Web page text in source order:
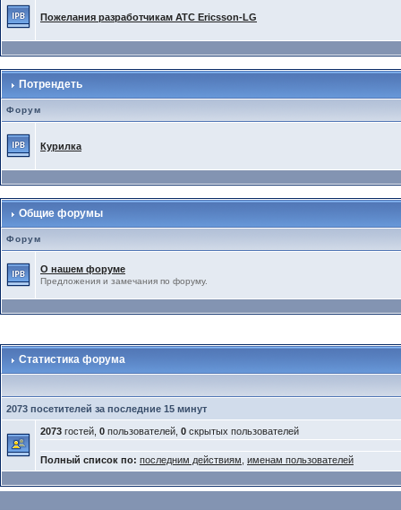
Пожелания разработчикам АТС Ericsson-LG
Потрендеть
Форум
Курилка
Общие форумы
Форум
О нашем форуме
Предложения и замечания по форуму.
Статистика форума
2073 посетителей за последние 15 минут
2073 гостей, 0 пользователей, 0 скрытых пользователей
Полный список по: последним действиям именам пользователей